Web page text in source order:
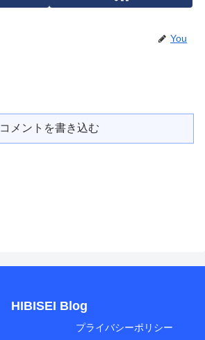
You
コメントを書き込む
HIBISEI Blog
プライバシーポリシー